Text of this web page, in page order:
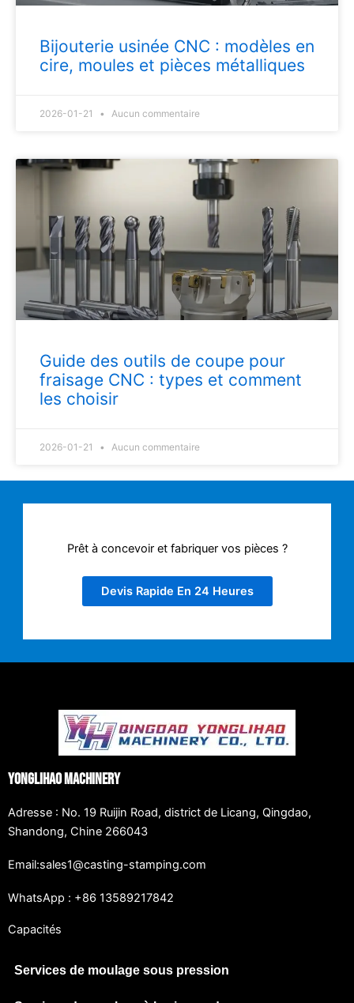
Bijouterie usinée CNC : modèles en
cire, moules et pièces métalliques
2026-01-21 Aucun commentaire
Guide des outils de coupe pour
fraisage CNC : types et comment
les choisir
2026-01-21 Aucun commentaire
Prêt à concevoir et fabriquer vos pièces ?
Devis Rapide En 24 Heures
Yonglihao Machinery
Adresse : No. 19 Ruijin Road, district de Licang, Qingdao,
Shandong, Chine 266043
Email:sales1@casting-stamping.com
WhatsApp : +86 13589217842
Capacités
Services de moulage sous pression